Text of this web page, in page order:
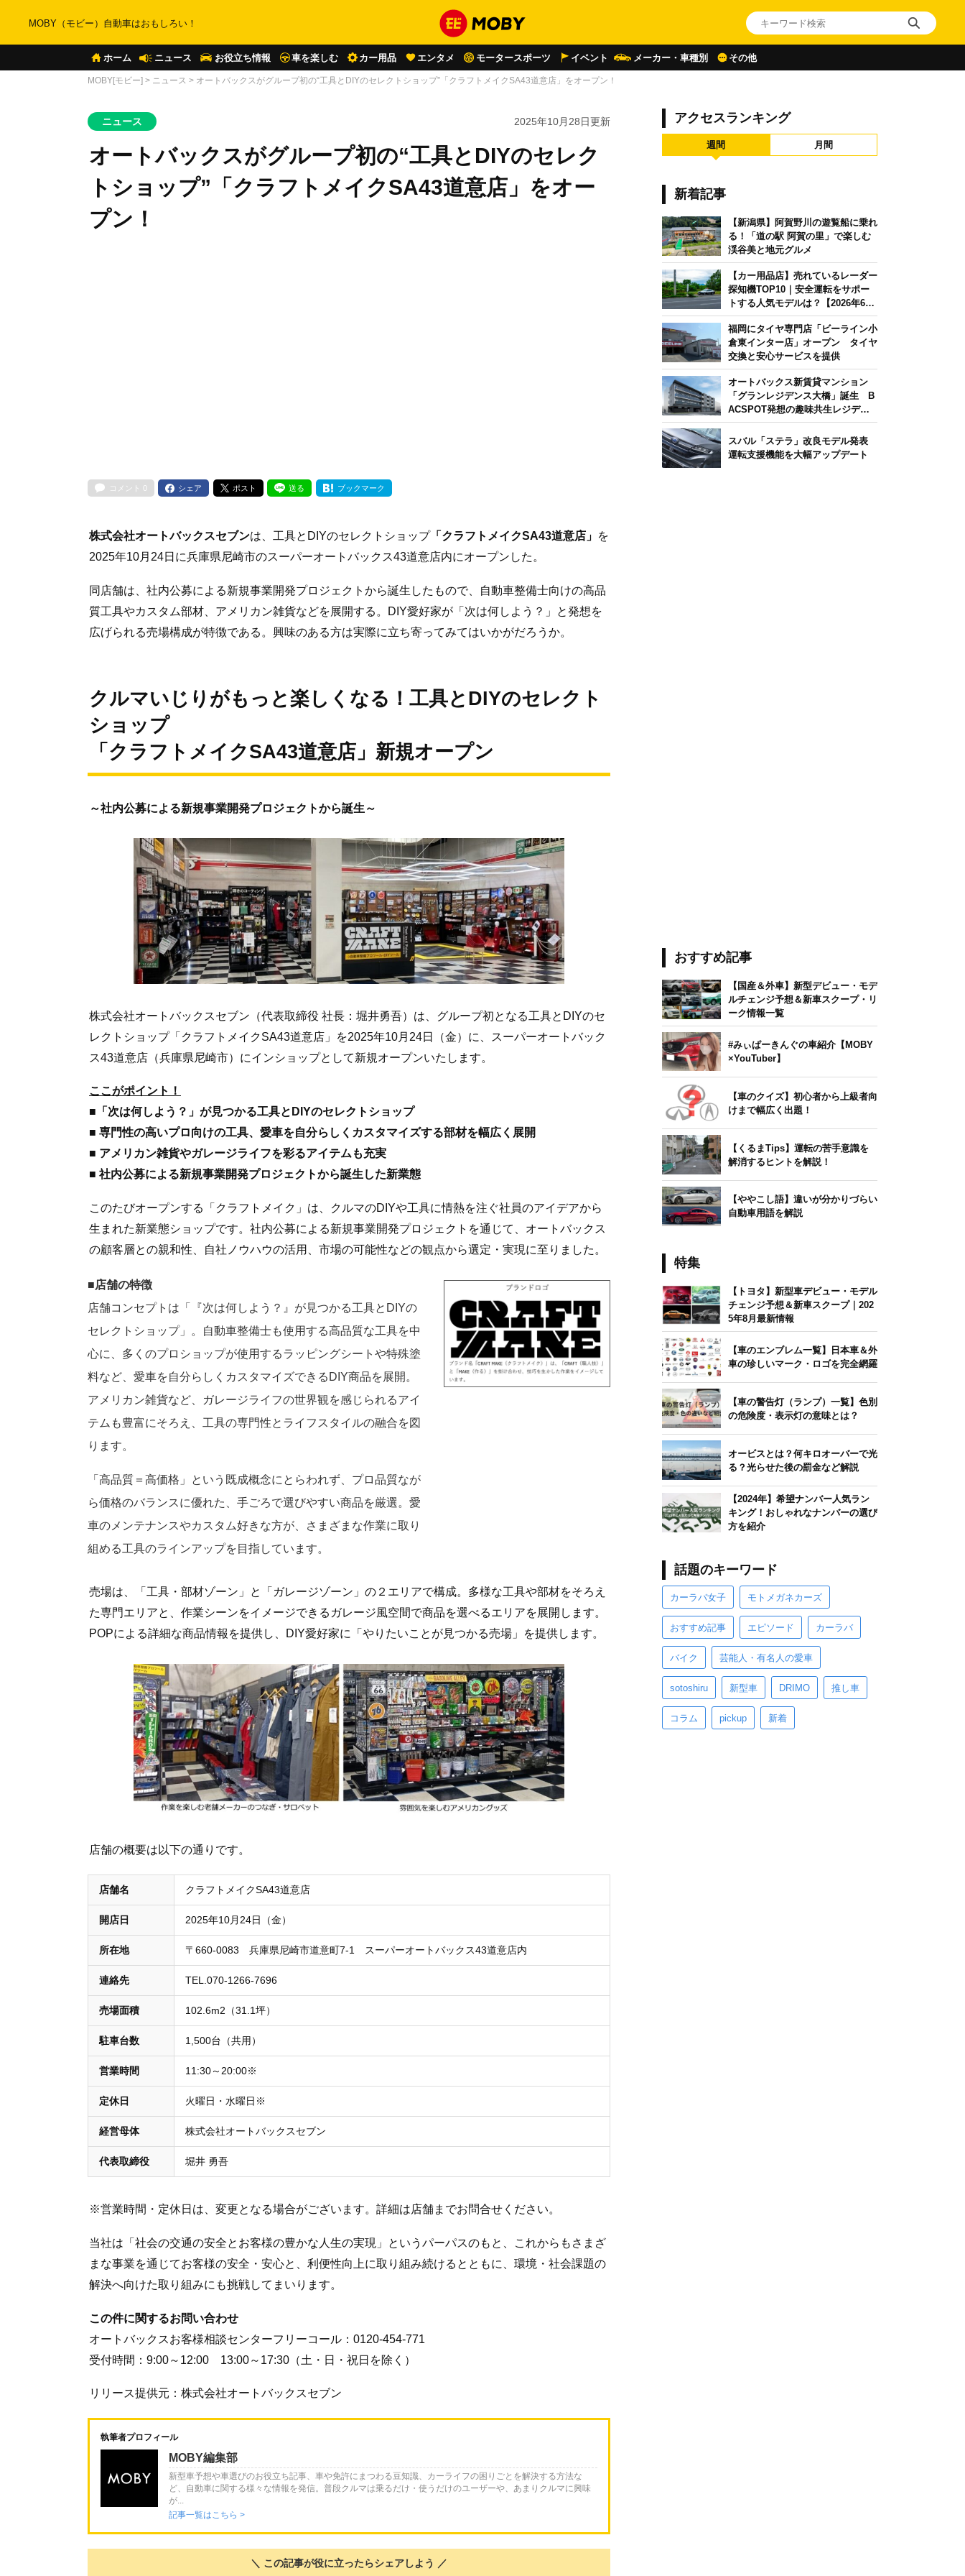
MOBY（モビー）自動車はおもしろい！
ホーム ニュース お役立ち情報 車を楽しむ カー用品 エンタメ モータースポーツ イベント メーカー・車種別 その他
MOBY[モビー] > ニュース > オートバックスがグループ初の“工具とDIYのセレクトショップ”「クラフトメイクSA43道意店」をオープン！
ニュース 2025年10月28日更新
オートバックスがグループ初の“工具とDIYのセレク
トショップ”「クラフトメイクSA43道意店」をオー
プン！
コメント 0 シェア ポスト 送る ブックマーク
株式会社オートバックスセブンは、工具とDIYのセレクトショップ「クラフトメイクSA43道意店」 を
2025年10月24日に兵庫県尼崎市のスーパーオートバックス43道意店内にオープンした。
同店舗は、社内公募による新規事業開発プロジェクトから誕生したもので、自動車整備士向けの高品
質工具やカスタム部材、アメリカン雑貨などを展開する。DIY愛好家が「次は何しよう？」と発想を
広げられる売場構成が特徴である。興味のある方は実際に立ち寄ってみてはいかがだろうか。
クルマいじりがもっと楽しくなる！工具とDIYのセレクト
ショップ
「クラフトメイクSA43道意店」新規オープン
～社内公募による新規事業開発プロジェクトから誕生～
株式会社オートバックスセブン（代表取締役 社長：堀井勇吾）は、グループ初となる工具とDIYのセ
レクトショップ「クラフトメイクSA43道意店」を2025年10月24日（金）に、スーパーオートバック
ス43道意店（兵庫県尼崎市）にインショップとして新規オープンいたします。
ここがポイント！
■「次は何しよう？」が見つかる工具とDIYのセレクトショップ
■ 専門性の高いプロ向けの工具、愛車を自分らしくカスタマイズする部材を幅広く展開
■ アメリカン雑貨やガレージライフを彩るアイテムも充実
■ 社内公募による新規事業開発プロジェクトから誕生した新業態
このたびオープンする「クラフトメイク」は、クルマのDIYや工具に情熱を注ぐ社員のアイデアから
生まれた新業態ショップです。社内公募による新規事業開発プロジェクトを通じて、オートバックス
の顧客層との親和性、自社ノウハウの活用、市場の可能性などの観点から選定・実現に至りました。
■店舗の特徴
店舗コンセプトは「『次は何しよう？』が見つかる工具とDIYの
セレクトショップ」。自動車整備士も使用する高品質な工具を中
心に、多くのプロショップが使用するラッピングシートや特殊塗
料など、愛車を自分らしくカスタマイズできるDIY商品を展開。
アメリカン雑貨など、ガレージライフの世界観を感じられるアイ
テムも豊富にそろえ、工具の専門性とライフスタイルの融合を図
ります。
「高品質＝高価格」という既成概念にとらわれず、プロ品質なが
ら価格のバランスに優れた、手ごろで選びやすい商品を厳選。愛
車のメンテナンスやカスタム好きな方が、さまざまな作業に取り
組める工具のラインアップを目指しています。
売場は、「工具・部材ゾーン」と「ガレージゾーン」の２エリアで構成。多様な工具や部材をそろえ
た専門エリアと、作業シーンをイメージできるガレージ風空間で商品を選べるエリアを展開します。
POPによる詳細な商品情報を提供し、DIY愛好家に「やりたいことが見つかる売場」を提供します。
店舗の概要は以下の通りです。
店舗名 クラフトメイクSA43道意店
開店日 2025年10月24日（金）
所在地 〒660-0083 兵庫県尼崎市道意町7-1 スーパーオートバックス43道意店内
連絡先 TEL.070-1266-7696
売場面積 102.6m2（31.1坪）
駐車台数 1,500台（共用）
営業時間 11:30～20:00※
定休日 火曜日・水曜日※
経営母体 株式会社オートバックスセブン
代表取締役 堀井 勇吾
※営業時間・定休日は、変更となる場合がございます。詳細は店舗までお問合せください。
当社は「社会の交通の安全とお客様の豊かな人生の実現」というパーパスのもと、これからもさまざ
まな事業を通じてお客様の安全・安心と、利便性向上に取り組み続けるとともに、環境・社会課題の
解決へ向けた取り組みにも挑戦してまいります。
この件に関するお問い合わせ
オートバックスお客様相談センターフリーコール：0120-454-771
受付時間：9:00～12:00 13:00～17:30（土・日・祝日を除く）
リリース提供元：株式会社オートバックスセブン
執筆者プロフィール
MOBY編集部
新型車予想や車選びのお役立ち記事、車や免許にまつわる豆知識、カーライフの困りごとを解決する方法な
ど、自動車に関する様々な情報を発信。普段クルマは乗るだけ・使うだけのユーザーや、あまりクルマに興味
が...
記事一覧はこちら >
＼ この記事が役に立ったらシェアしよう ／
アクセスランキング
週間 月間
新着記事
【新潟県】阿賀野川の遊覧船に乗れ
る！「道の駅 阿賀の里」で楽しむ
渓谷美と地元グルメ
【カー用品店】売れているレーダー
探知機TOP10｜安全運転をサポー
トする人気モデルは？【2026年6月
版】
福岡にタイヤ専門店「ビーライン小
倉東インター店」オープン タイヤ
交換と安心サービスを提供
オートバックス新賃貸マンション
「グランレジデンス大橋」誕生 B
ACSPOT発想の趣味共生レジデン
ス
スバル「ステラ」改良モデル発表
運転支援機能を大幅アップデート
おすすめ記事
【国産＆外車】新型デビュー・モデ
ルチェンジ予想＆新車スクープ・リ
ーク情報一覧
#みぃぱーきんぐの車紹介【MOBY
×YouTuber】
【車のクイズ】初心者から上級者向
けまで幅広く出題！
【くるまTips】運転の苦手意識を
解消するヒントを解説！
【ややこし語】違いが分かりづらい
自動車用語を解説
特集
【トヨタ】新型車デビュー・モデル
チェンジ予想＆新車スクープ｜202
5年8月最新情報
【車のエンブレム一覧】日本車＆外
車の珍しいマーク・ロゴを完全網羅
【車の警告灯（ランプ）一覧】色別
の危険度・表示灯の意味とは？
オービスとは？何キロオーバーで光
る？光らせた後の罰金など解説
【2024年】希望ナンバー人気ラン
キング！おしゃれなナンバーの選び
方を紹介
話題のキーワード
カーラバ女子 モトメガネカーズ
おすすめ記事 エピソード カーラバ
バイク 芸能人・有名人の愛車
sotoshiru 新型車 DRIMO 推し車
コラム pickup 新着